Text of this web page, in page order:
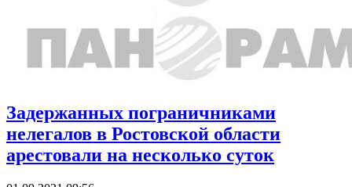
Задержанных пограничниками
нелегалов в Ростовской области
арестовали на несколько суток